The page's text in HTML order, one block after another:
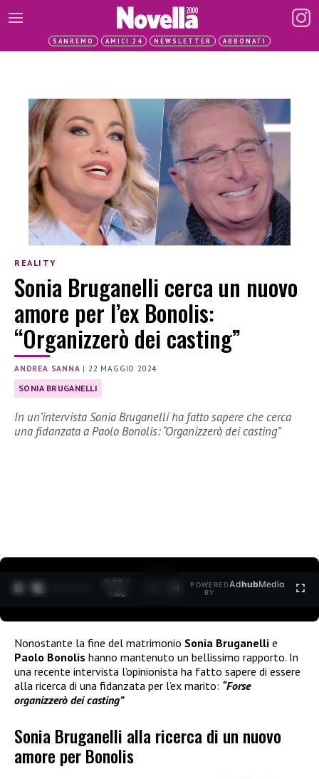
SANREMO AMICI 24 NEWSLETTER ABBONATI
REALITY
Sonia Bruganelli cerca un nuovo
amore per l’ex Bonolis:
“Organizzerò dei casting”
ANDREA SANNA |22 MAGGIO 2024
SONIA BRUGANELLI
In un’intervista Sonia Bruganelli ha fatto sapere che cerca
una fidanzata a Paolo Bonolis: “Organizzerò dei casting”
0:30 /
1:40
POWERED
BY
AdhubMedia
Nonostante la fine del matrimonio Sonia Bruganelli e
Paolo Bonolis hanno mantenuto un bellissimo rapporto. In
una recente intervista l’opinionista ha fatto sapere di essere
alla ricerca di una fidanzata per l’ex marito: “Forse
organizzerò dei casting”
Sonia Bruganelli alla ricerca di un nuovo
amore per Bonolis